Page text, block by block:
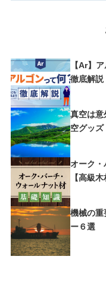
【Ar】
徹底解説
真空は意
空グッズ
オーク・
【高級
機械の重
ー６選